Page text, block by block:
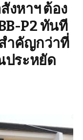
งหาฯ ต้อง
P2 ทันที
ำคัญกว่าที่
ระหยัด